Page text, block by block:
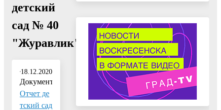
детский
сад № 40
"Журавлик""
18.12.2020
Документ:
Отчет де
тский сад